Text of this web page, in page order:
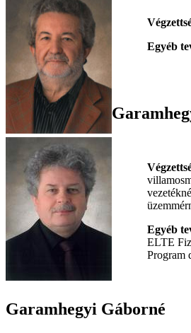
Egyéb
Egyéb
ELTE
Program
Garamhegyi Gáborné